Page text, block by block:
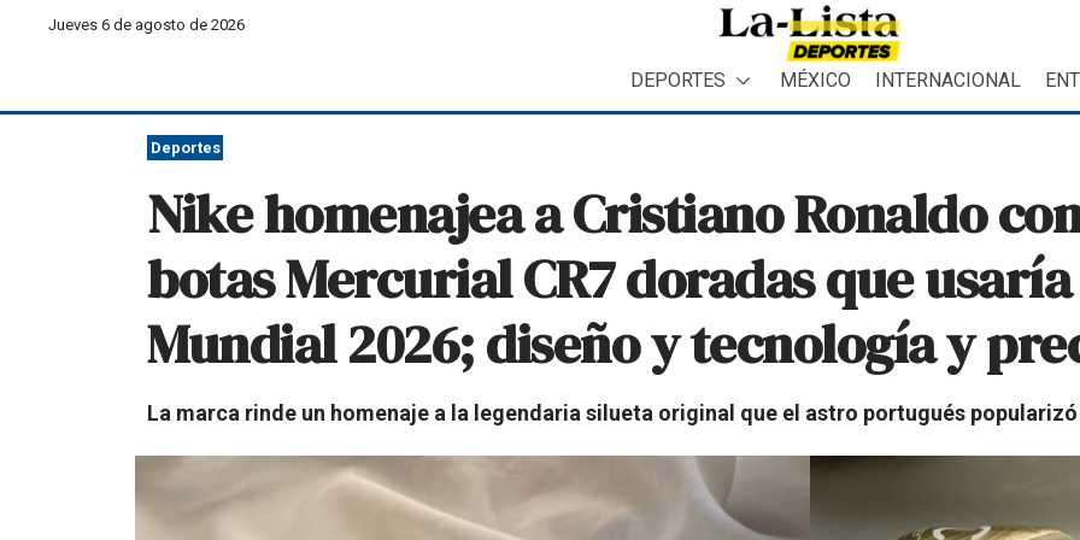
Jueves 6 de agosto de 2026
DEPORTES MÉXICO INTERNACIONAL
Deportes
Nike homenajea a Cristiano Ronaldo
botas Mercurial CR7 doradas que
Mundial 2026; diseño y tecnología y
La marca rinde un homenaje a la legendaria silueta original que el astro portugués popularizó